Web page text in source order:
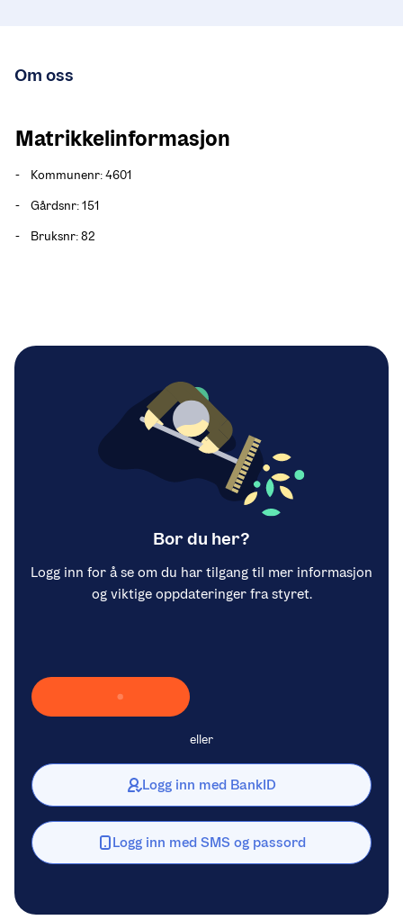
Om oss
Matrikkelinformasjon
-    Kommunenr: 4601
-    Gårdsnr: 151
-    Bruksnr: 82
Bor du her?
Logg inn for å se om du har tilgang til mer informasjon
og viktige oppdateringer fra styret.
Laster inn Vipps …
eller
Logg inn med BankID
Logg inn med SMS og passord